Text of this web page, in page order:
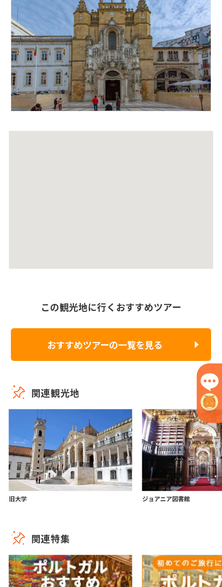
この観光地に行くおすすめツアー
おすすめツアーの一覧を見る
関連観光地
旧大学 ジョアニア図書館
関連特集